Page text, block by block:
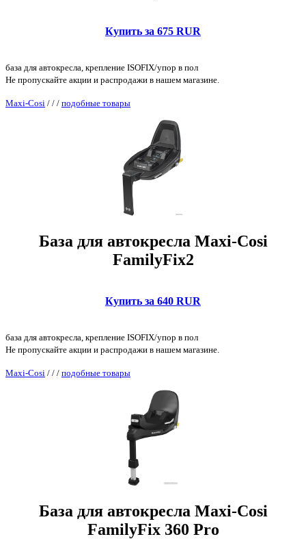
Купить за 675 RUR
база для автокресла, крепление ISOFIX/упор в пол
Не пропускайте акции и распродажи в нашем магазине.
Maxi-Cosi / / / подобные товары
База для автокресла Maxi-Cosi
FamilyFix2
Купить за 640 RUR
база для автокресла, крепление ISOFIX/упор в пол
Не пропускайте акции и распродажи в нашем магазине.
Maxi-Cosi / / / подобные товары
База для автокресла Maxi-Cosi
FamilyFix 360 Pro